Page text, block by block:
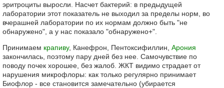
эритроциты выросли. Насчет бактерий: в предыдущей
лаборатории этот показатель не выходил за пределы норм, во
вчерашней лаборатории по их нормам должно быть "не
обнаружено", а у нас показало "обнаружено+".
Принимаем крапиву, Канефрон, Пентоксифиллин, Арония
закончилась, поэтому пару дней без нее. Самочувствие по
поводу почек хорошее, без жалоб. ЖКТ видимо страдает от
нарушения микрофлоры: как только регулярно принимает
Биофлор - все становится замечательно (убирается